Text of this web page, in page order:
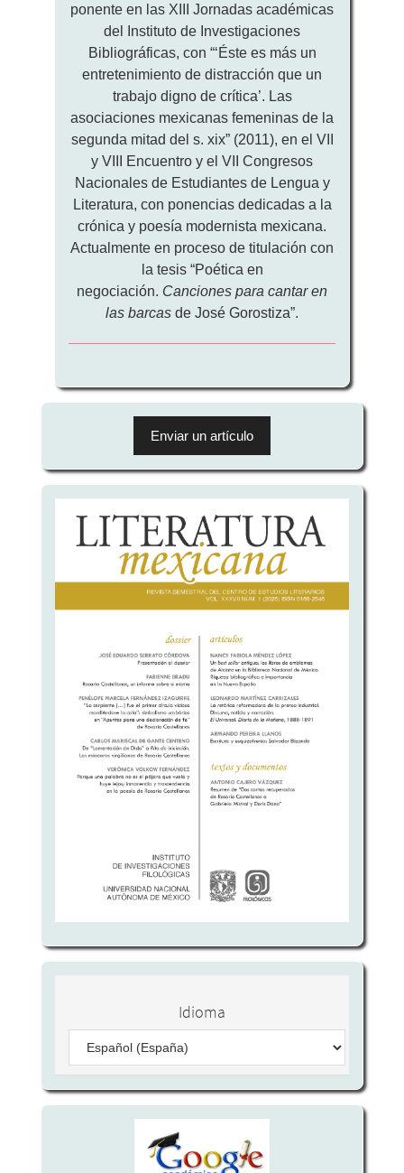
ponente en las XIII Jornadas académicas
del Instituto de Investigaciones
Bibliográficas, con “‘Éste es más un
entretenimiento de distracción que un
trabajo digno de crítica’. Las
asociaciones mexicanas femeninas de la
segunda mitad del s. xix” (2011), en el VII
y VIII Encuentro y el VII Congresos
Nacionales de Estudiantes de Lengua y
Literatura, con ponencias dedicadas a la
crónica y poesía modernista mexicana.
Actualmente en proceso de titulación con
la tesis “Poética en
negociación. Canciones para cantar en
las barcas de José Gorostiza”.
Enviar
Enviar un artículo
Idioma